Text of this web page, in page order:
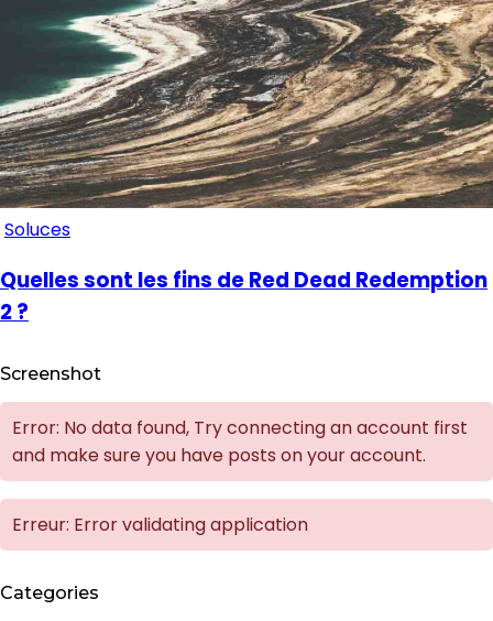
Soluces
Quelles sont les fins de Red Dead Redemption
2 ?
Screenshot
Error: No data found, Try connecting an account first
and make sure you have posts on your account.
Erreur: Error validating application
Categories